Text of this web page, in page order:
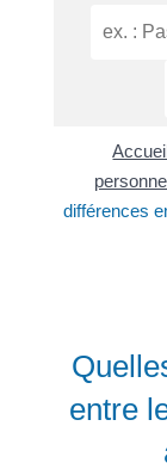
différences
entre